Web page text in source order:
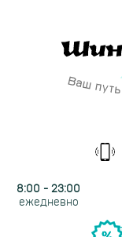
8:00 - 23:00
ежедневно